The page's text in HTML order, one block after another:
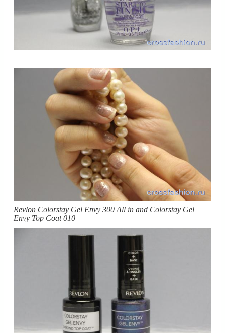
Revlon Colorstay Gel Envy 300 All in and Colorstay Gel
Envy Top Coat 010